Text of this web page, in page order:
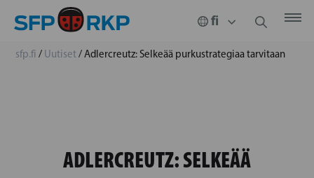
sfp.fi / Uutiset/Adlercreutz: Selkeää purkustrategiaa tarvitaan
ADLERCREUTZ: SELKEÄÄ